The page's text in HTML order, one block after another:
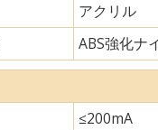
アクリル
ABS強化ナ
≤200mA